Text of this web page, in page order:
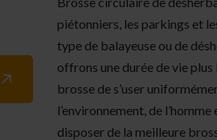
piétonniers, les parkings et
type de balayeuse ou de
offrons une durée de vie
brosse de s’user
l’environnement, de
disposer de la meilleure